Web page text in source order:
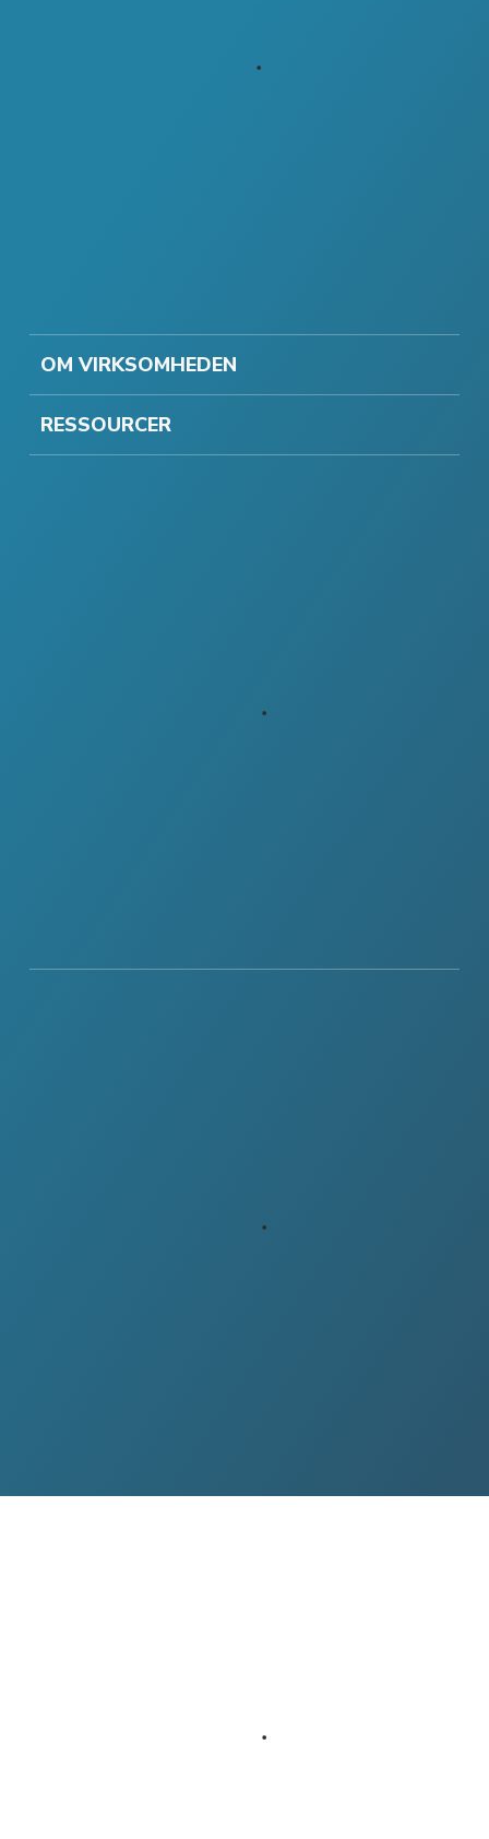
OM VIRKSOMHEDEN
RESSOURCER